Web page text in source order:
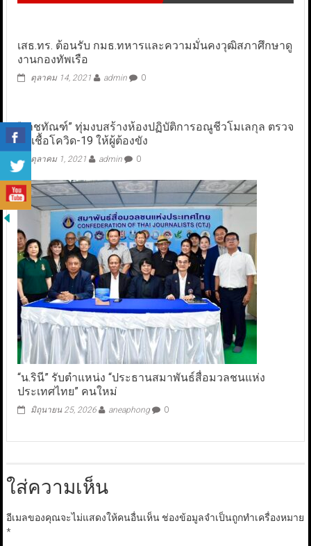
เสธ.ทร. ต้อนรับ กมธ.ทหารและความมั่นคงวุฒิสภาศึกษาดู
งานกองทัพเรือ
ตุลาคม 14, 2021 admin 0
“ราชทัณฑ์” ทุ่มงบสร้างห้องปฏิบัติการอณูชีวโมเลกุล ตรวจ
หาเชื้อโควิด-19 ให้ผู้ต้องขัง
ตุลาคม 1, 2021 admin 0
“น.รินี” รับตำแหน่ง “ประธานสมาพันธ์สื่อมวลชนแห่ง
ประเทศไทย” คนใหม่
มิถุนายน 25, 2026 aneaphong 0
ใส่ความเห็น
อีเมลของคุณจะไม่แสดงให้คนอื่นเห็น ช่องข้อมูลจำเป็นถูกทำเครื่องหมาย
*